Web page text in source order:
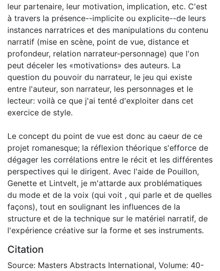
leur partenaire, leur motivation, implication, etc. C'est
à travers la présence--implicite ou explicite--de leurs
instances narratrices et des manipulations du contenu
narratif (mise en scène, point de vue, distance et
profondeur, relation narrateur-personnage) que l'on
peut déceler les «motivations» des auteurs. La
question du pouvoir du narrateur, le jeu qui existe
entre l'auteur, son narrateur, les personnages et le
lecteur: voilà ce que j'ai tenté d'exploiter dans cet
exercice de style.
Le concept du point de vue est donc au caeur de ce
projet romanesque; la réflexion théorique s'efforce de
dégager les corrélations entre le récit et les différentes
perspectives qui le dirigent. Avec l'aide de Pouillon,
Genette et Lintvelt, je m'attarde aux problématiques
du mode et de la voix (qui voit , qui parle et de quelles
façons), tout en soulignant les influences de la
structure et de la technique sur le matériel narratif, de
l'expérience créative sur la forme et ses instruments.
Citation
Source: Masters Abstracts International, Volume: 40-